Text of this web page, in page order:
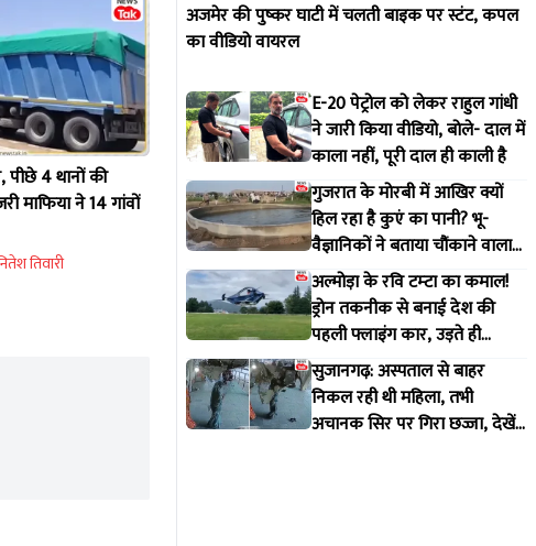
पीछे 4 थानों की
माफिया ने 14 गांवों
तिवारी
अजमेर की पुष्कर घाटी में चलती बाइक पर स्टंट, कपल
का वीडियो वायरल
E-20 पेट्रोल को लेकर राहुल गांधी
ने जारी किया वीडियो, बोले- दाल में
काला नहीं, पूरी दाल ही काली है
गुजरात के मोरबी में आखिर क्यों
हिल रहा है कुएं का पानी? भू-
वैज्ञानिकों ने बताया चौंकाने वाला
सच
अल्मोड़ा के रवि टम्टा का कमाल!
ड्रोन तकनीक से बनाई देश की
पहली फ्लाइंग कार, उड़ते ही
वायरल हुआ वीडियो
सुजानगढ़: अस्पताल से बाहर
निकल रही थी महिला, तभी
अचानक सिर पर गिरा छज्जा, देखें